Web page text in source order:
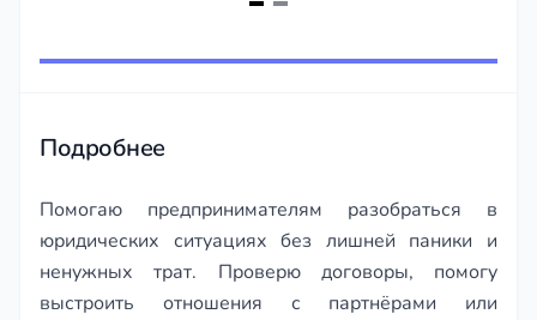
1
Подробнее
Помогаю предпринимателям разобраться в
юридических ситуациях без лишней паники и
ненужных трат. Проверю договоры, помогу
выстроить отношения с партнёрами или